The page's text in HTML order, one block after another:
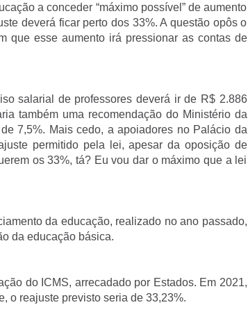
a conceder “máximo possível” de aumento
deverá ficar perto dos 33%. A questão opôs o
que esse aumento irá pressionar as contas de
salarial de professores deverá ir de R$ 2.886
também uma recomendação do Ministério da
7,5%. Mais cedo, a apoiadores no Palácio da
permitido pela lei, apesar da oposição de
os 33%, tá? Eu vou dar o máximo que a lei
da educação, realizado no ano passado,
da educação básica.
do ICMS, arrecadado por Estados. Em 2021,
o reajuste previsto seria de 33,23%.